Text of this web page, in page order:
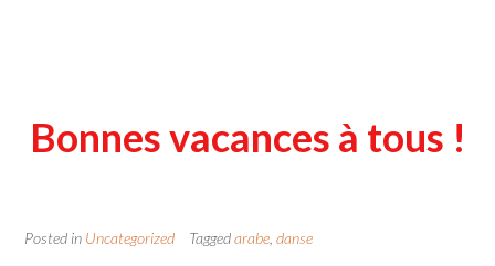
Bonnes vacances à tous !
Posted in Uncategorized Taggedarabe, danse